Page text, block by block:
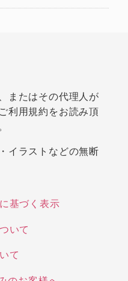
またはその代理人が
利用規約をお読み頂
イラストなどの無断
基づく表示
いて
て